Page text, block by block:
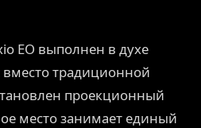
EO выполнен в духе
традиционной
проекционный
место занимает единый